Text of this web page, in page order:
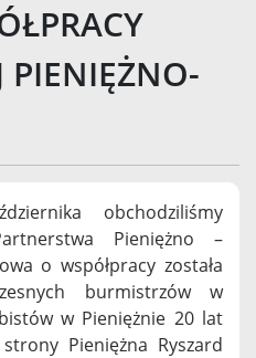
PIENIĘŻNO-
obchodziliśmy
Pieniężno –
o współpracy została
burmistrzów w
w Pieniężnie 20 lat
Pieniężna Ryszard